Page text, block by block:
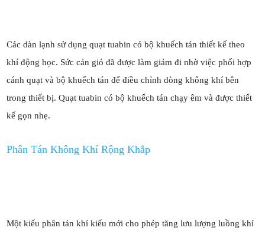
Các dàn lạnh sử dụng quạt tuabin có bộ khuếch tán thiết kế theo
khí động học. Sức cản gió đã được làm giảm đi nhờ việc phối hợp
cánh quạt và bộ khuếch tán để điều chỉnh dòng không khí bên
trong thiết bị. Quạt tuabin có bộ khuếch tán chạy êm và được thiết
kế gọn nhẹ.
Phân Tán Không Khí Rộng Khắp
Một kiểu phân tán khí kiểu mới cho phép tăng lưu lượng luồng khí